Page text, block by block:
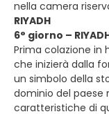
nella camera
RIYADH
6° giorno –
Prima colazione in
che inizierà dalla
un simbolo della
dominio del paese
caratteristiche di